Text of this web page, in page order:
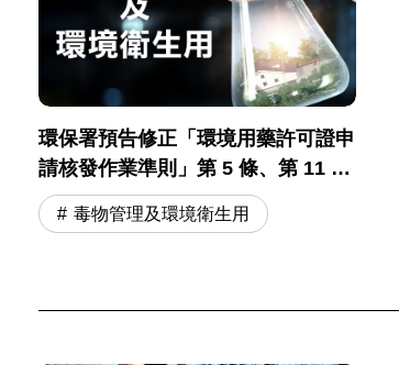
環保署預告修正「環境用藥許可證申
請核發作業準則」第 5 條、第 11 條
草案
毒物管理及環境衛生用